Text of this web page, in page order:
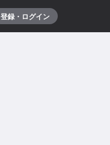
登録・ログイン